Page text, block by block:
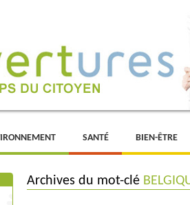
PRINCIPAL
SECONDAIRE SANTÉ BIEN-ÊTRE
Archives du mot-clé